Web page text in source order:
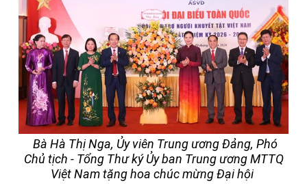
Bà Hà Thị Nga, Ủy viên Trung ương Đảng, Phó
Chủ tịch - Tổng Thư ký Ủy ban Trung ương MTTQ
Việt Nam tặng hoa chúc mừng Đại hội